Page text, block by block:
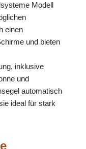
Modell
einen
und bieten
inklusive
und
automatisch
ideal für stark